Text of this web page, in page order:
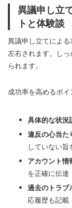
異議申し立
トと体験談
異議申し立てによる
左右されます。し
られます。
成功率を高めるポイ
具体的な状況
違反の心当た
していない旨
アカウント情
を正確に伝達
過去のトラブ
応履歴も記載